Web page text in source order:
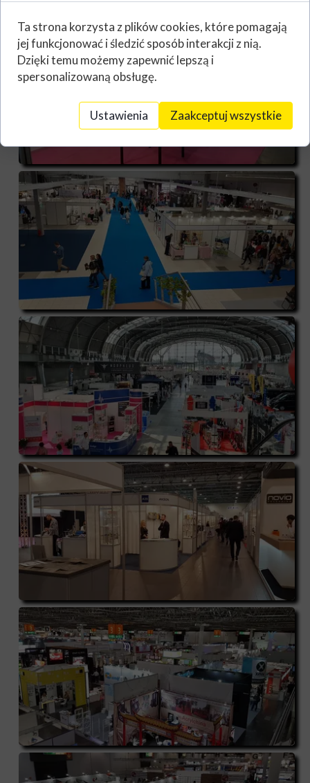
Ta strona korzysta z plików cookies, które pomagają
jej funkcjonować i śledzić sposób interakcji z nią.
Dzięki temu możemy zapewnić lepszą i
spersonalizowaną obsługę.
Ustawienia Zaakceptuj wszystkie